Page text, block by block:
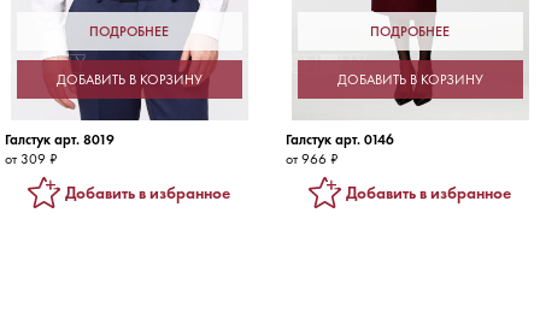
ПОДРОБНЕЕ
ДОБАВИТЬ В КОРЗИНУ
Галстук арт. 8019
от 309 ₽
Добавить в избранное
ПОДРОБНЕЕ
ДОБАВИТЬ В КОРЗИНУ
Галстук арт. 0146
от 966 ₽
Добавить в избранное